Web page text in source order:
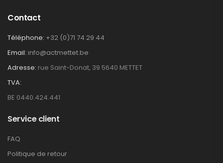
Contact
Téléphone: +32 (0)71 74 29 44
Email: info@actmettet.be
Adresse: rue Saint-Donat, 39 5640 METTET
TVA:
BE 0440.424.441
Service client
FAQ
Politique de retour